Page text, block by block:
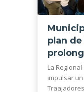
plan
La
impulsar